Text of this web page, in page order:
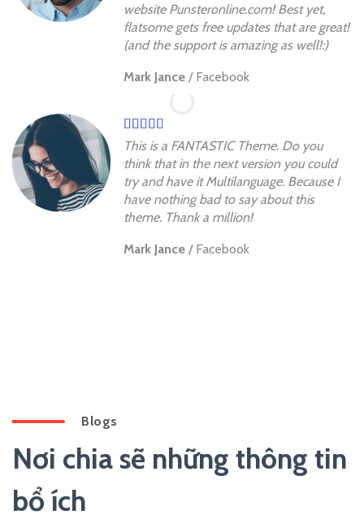
website Punsteronline.com! Best yet,
flatsome gets free updates that are great!
(and the support is amazing as well!:)
Mark Jance / Facebook
This is a FANTASTIC Theme. Do you
think that in the next version you could
try and have it Multilanguage. Because I
have nothing bad to say about this
theme. Thank a million!
Mark Jance / Facebook
Blogs
Nơi chia sẽ những thông tin
bổ ích